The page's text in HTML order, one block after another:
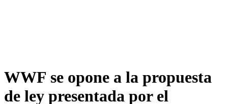
WWF se opone a la propuesta
de ley presentada por el